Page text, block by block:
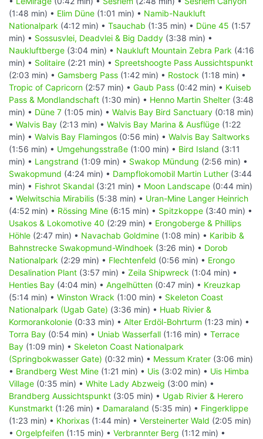
(1:48 min) • Elim Düne (1:01 min) • Namib-Naukluft
Nationalpark (4:12 min) • Tsauchab (1:35 min) • Düne 45 (1:57
min) • Sossusvlei, Deadvlei & Big Daddy (3:38 min) •
Naukluftberge (3:04 min) • Naukluft Mountain Zebra Park (4:16
min) • Solitaire (2:21 min) • Spreetshoogte Pass Aussichtspunkt
(2:03 min) • Gamsberg Pass (1:42 min) • Rostock (1:18 min) •
Tropic of Capricorn (2:57 min) • Gaub Pass (0:42 min) • Kuiseb
Pass & Mondlandschaft (1:30 min) • Henno Martin Shelter (3:48
min) • Düne 7 (1:05 min) • Walvis Bay Bird Sanctuary (0:18 min)
• Walvis Bay (2:13 min) • Walvis Bay Marina & Ausflüge (1:22
min) • Walvis Bay Flamingos (0:56 min) • Walvis Bay Saltworks
(1:56 min) • Umgehungsstraße (1:00 min) • Bird Island (3:11
min) • Langstrand (1:09 min) • Swakop Mündung (2:56 min) •
Swakopmund (4:24 min) • Dampflokomobil Martin Luther (3:44
min) • Fishrot Skandal (3:21 min) • Moon Landscape (0:44 min)
• Welwitschia Mirabilis (5:38 min) • Uran-Mine Langer Heinrich
(4:52 min) • Rössing Mine (6:15 min) • Spitzkoppe (3:40 min) •
Usakos & Lokomotive 40 (2:29 min) • Erongoberge & Phillips
Höhle (2:47 min) • Navachab Goldmine (1:08 min) • Karibib &
Bahnstrecke Swakopmund-Windhoek (3:26 min) • Dorob
Nationalpark (2:29 min) • Flechtenfeld (0:56 min) • Erongo
Desalination Plant (3:57 min) • Zeila Shipwreck (1:04 min) •
Henties Bay (4:04 min) • Angelhütten (0:47 min) • Kreuzkap
(5:14 min) • Winston Wrack (1:00 min) • Skeleton Coast
Nationalpark (Ugab Gate) (3:36 min) • Huab Rivier &
Kormorankolonie (0:33 min) • Alter Erdöl-Bohrturm (1:23 min) •
Torra Bay (0:54 min) • Uniab Wasserfall (1:16 min) • Terrace
Bay (1:09 min) • Skeleton Coast Nationalpark
(Springbokwasser Gate) (0:32 min) • Messum Krater (3:06 min)
• Brandberg West Mine (1:21 min) • Uis (3:02 min) • Uis Himba
Village (0:35 min) • White Lady Abzweig (3:00 min) •
Brandberg Aussichtspunkt (3:05 min) • Ugab Rivier & Herero
Kunstmarkt (1:26 min) • Damaraland (5:35 min) • Fingerklippe
(1:23 min) • Khorixas (1:44 min) • Versteinerter Wald (2:05 min)
• Orgelpfeifen (1:15 min) • Verbrannter Berg (1:12 min) •